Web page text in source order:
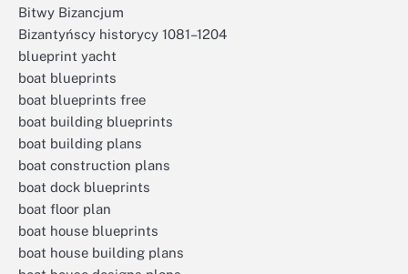
Bitwy Bizancjum
Bizantyńscy historycy 1081–1204
blueprint yacht
boat blueprints
boat blueprints free
boat building blueprints
boat building plans
boat construction plans
boat dock blueprints
boat floor plan
boat house blueprints
boat house building plans